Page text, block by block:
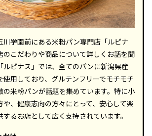
川学園前にある米粉パン専門店「ルピナ
のこだわりや商品について詳しくお話を聞
ルピナス」では、全てのパンに新潟県産
使用しており、グルテンフリーでモチモチ
の米粉パンが話題を集めています。特に小
や、健康志向の方々にとって、安心して楽
するお店として広く支持されています。